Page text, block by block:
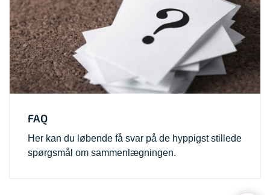
FAQ
Her kan du løbende få svar på de hyppigst stillede
spørgsmål om sammenlægningen.